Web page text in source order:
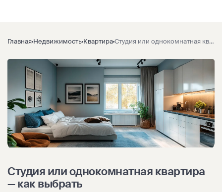
Главная Недвижимость Квартира Студия или однокомнатная квартира — как выбрать
Студия или однокомнатная квартира
— как выбрать